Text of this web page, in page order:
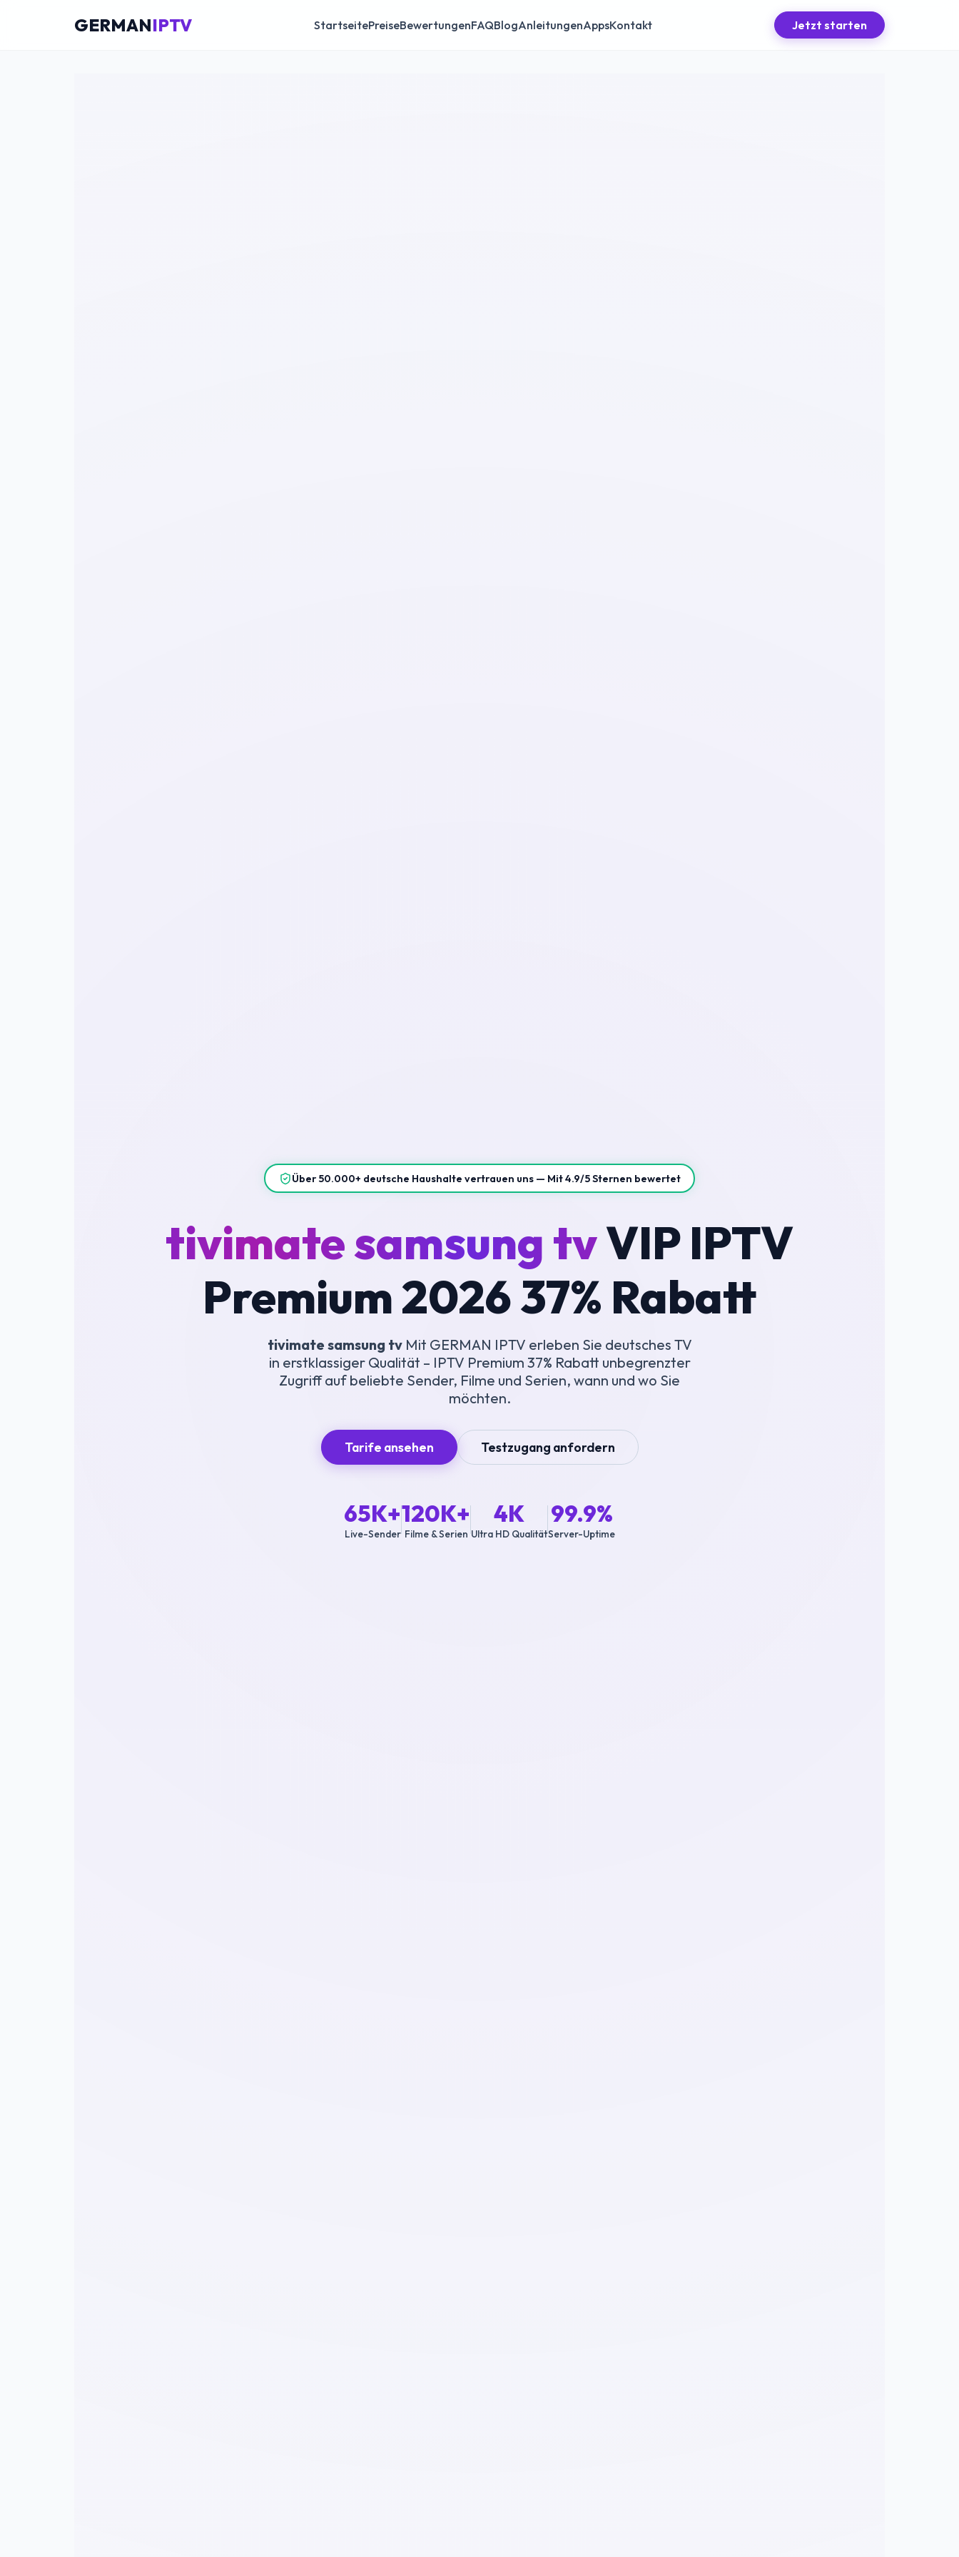
GERMANIPTV StartseitePreiseBewertungenFAQBlogAnleitungenAppsKontakt Jetzt starten
Über 50.000+ deutsche Haushalte vertrauen uns — Mit 4.9/5 Sternen bewertet
tivimate samsung tvVIP IPTV
Premium 2026 37% Rabatt
tivimate samsung tvMit GERMAN IPTV erleben Sie deutsches TV
in erstklassiger Qualität – IPTV Premium 37% Rabatt unbegrenzter
Zugriff auf beliebte Sender, Filme und Serien, wann und wo Sie
möchten.
Tarife ansehen Testzugang anfordern
65K+
Live-Sender
120K+
Filme & Serien
4K
Ultra HD Qualität
99.9%
Server-Uptime